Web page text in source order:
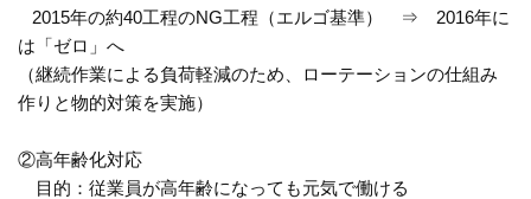
2015年の約40工程のNG工程（エルゴ基準） ⇒ 2016年に
は「ゼロ」へ
（継続作業による負荷軽減のため、ローテーションの仕組み
作りと物的対策を実施）
②高年齢化対応
目的：従業員が高年齢になっても元気で働ける